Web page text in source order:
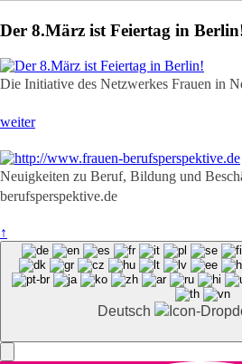
Der 8.März ist Feiertag in
Die Initiative des Netzwerkes Frauen in
weiter
Neuigkeiten zu Beruf, Bildung und
berufsperspektive.de
↑
Deutsch